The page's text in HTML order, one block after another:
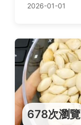
2026-01-01
678次瀏覽